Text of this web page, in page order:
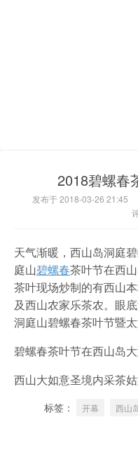
2018碧螺春
发布于 2018-03-26 21:45
天气渐暖，西山岛洞庭
庭山碧螺春茶叶节在西
茶叶现场炒制的有西山
及西山农家乐茶农。眼
洞庭山碧螺春茶叶节暨
碧螺春茶叶节在西山岛
西山大如意圣境内采茶
标签： 开幕 西山